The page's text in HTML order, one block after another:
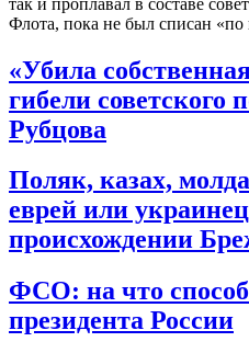
Флота, пока не был списан «по
«Убила
гибели советского
Рубцова
Поляк, казах,
еврей или
происхождении
ФСО: на что
президента России